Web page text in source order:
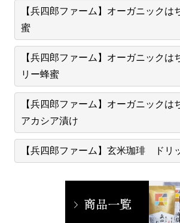
【兵四郎ファーム】オーガニックは
蜜
【兵四郎ファーム】オーガニックは
リー蜂蜜
【兵四郎ファーム】オーガニックは
アカシア漬け
【兵四郎ファーム】玄米珈琲 ドリ